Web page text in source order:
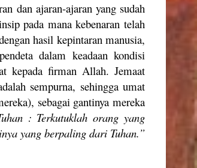
dan ajaran-ajaran yang sudah
pada mana kebenaran telah
hasil kepintaran manusia,
dalam keadaan kondisi
kepada firman Allah. Jemaat
sempurna, sehingga umat
sebagai gantinya mereka
: Terkutuklah orang yang
yang berpaling dari Tuhan.”